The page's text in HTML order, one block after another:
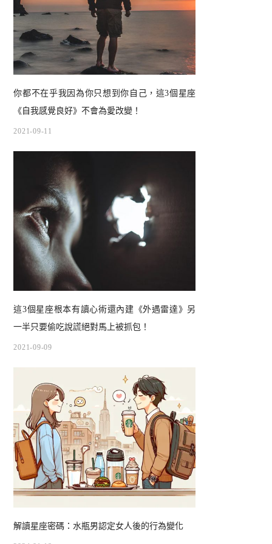
你都不在乎我因為你只想到你自己，這3個星座
《自我感覺良好》不會為愛改變！
2021-09-11
這3個星座根本有讀心術還內建《外遇雷達》另
一半只要偷吃說謊絕對馬上被抓包！
2021-09-09
解讀星座密碼：水瓶男認定女人後的行為變化